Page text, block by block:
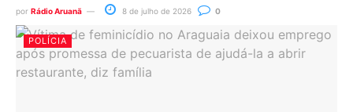
por Rádio Aruanã 8 de julho de 2026 0
POLÍCIA